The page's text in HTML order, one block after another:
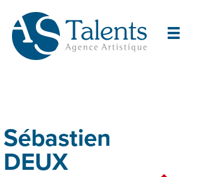
Sébastien
DEUX